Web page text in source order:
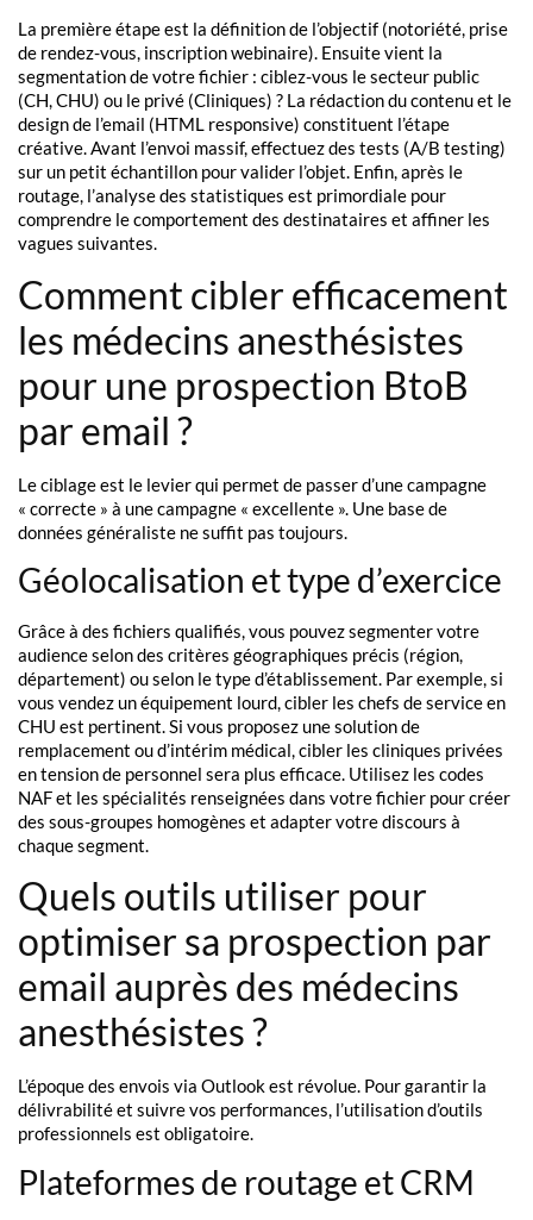
La première étape est la définition de l’objectif (notoriété, prise
de rendez-vous, inscription webinaire). Ensuite vient la
segmentation de votre fichier : ciblez-vous le secteur public
(CH, CHU) ou le privé (Cliniques) ? La rédaction du contenu et le
design de l’email (HTML responsive) constituent l’étape
créative. Avant l’envoi massif, effectuez des tests (A/B testing)
sur un petit échantillon pour valider l’objet. Enfin, après le
routage, l’analyse des statistiques est primordiale pour
comprendre le comportement des destinataires et affiner les
vagues suivantes.
Comment cibler efficacement
les médecins anesthésistes
pour une prospection BtoB
par email ?
Le ciblage est le levier qui permet de passer d’une campagne
« correcte » à une campagne « excellente ». Une base de
données généraliste ne suffit pas toujours.
Géolocalisation et type d’exercice
Grâce à des fichiers qualifiés, vous pouvez segmenter votre
audience selon des critères géographiques précis (région,
département) ou selon le type d’établissement. Par exemple, si
vous vendez un équipement lourd, cibler les chefs de service en
CHU est pertinent. Si vous proposez une solution de
remplacement ou d’intérim médical, cibler les cliniques privées
en tension de personnel sera plus efficace. Utilisez les codes
NAF et les spécialités renseignées dans votre fichier pour créer
des sous-groupes homogènes et adapter votre discours à
chaque segment.
Quels outils utiliser pour
optimiser sa prospection par
email auprès des médecins
anesthésistes ?
L’époque des envois via Outlook est révolue. Pour garantir la
délivrabilité et suivre vos performances, l’utilisation d’outils
professionnels est obligatoire.
Plateformes de routage et CRM